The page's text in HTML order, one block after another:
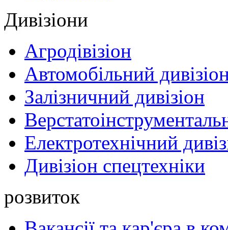
Дивізіони
Агродівізіон
Автомобільний
Залізничний дивізіон
Електротехнічний
Дивізіон спецтехніки
розвиток